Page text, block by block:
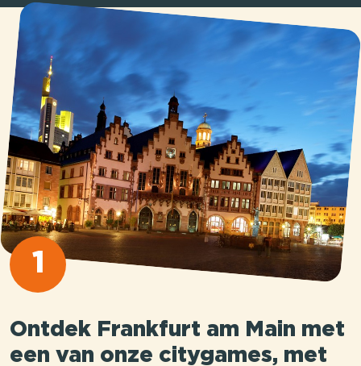
1
Ontdek Frankfurt am Main met
een van onze citygames, met